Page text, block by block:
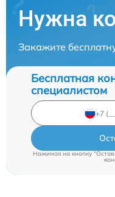
Нужна
Закажите
Бесплатная
специалистом
Нажимая на кнопку